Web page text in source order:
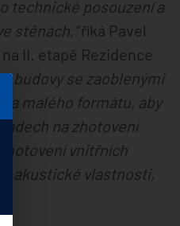
technické posouzení a
stěnách,“říká Pavel
na II. etapě Rezidence
budovy se zaoblenými
malého formátu, aby
na zhotovení
vnitřních
akustické vlastnosti,